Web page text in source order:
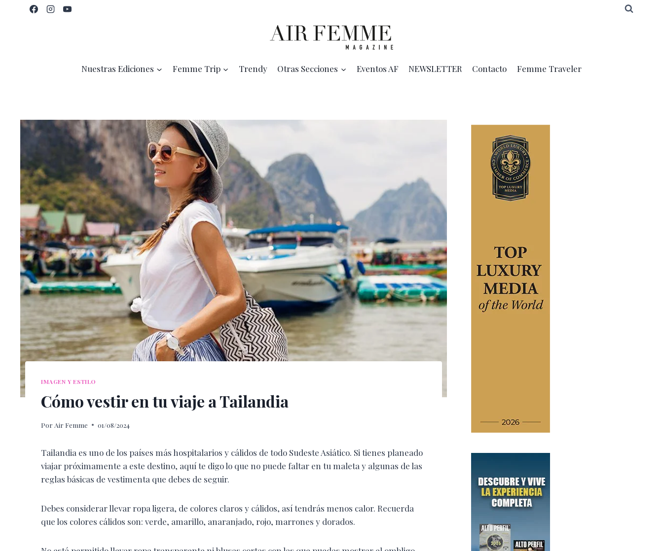
Nuestras Ediciones Femme Trip Trendy Otras Secciones Eventos AF NEWSLETTER Contacto Femme Traveler
IMAGEN Y ESTILO
Cómo vestir en tu viaje a Tailandia
Por Air Femme 01/08/2024
Tailandia es uno de los países más hospitalarios y cálidos de todo Sudeste Asiático. Si tienes planeado
viajar próximamente a este destino, aquí te digo lo que no puede faltar en tu maleta y algunas de las
reglas básicas de vestimenta que debes de seguir.
Debes considerar llevar ropa ligera, de colores claros y cálidos, así tendrás menos calor. Recuerda
que los colores cálidos son: verde, amarillo, anaranjado, rojo, marrones y dorados.